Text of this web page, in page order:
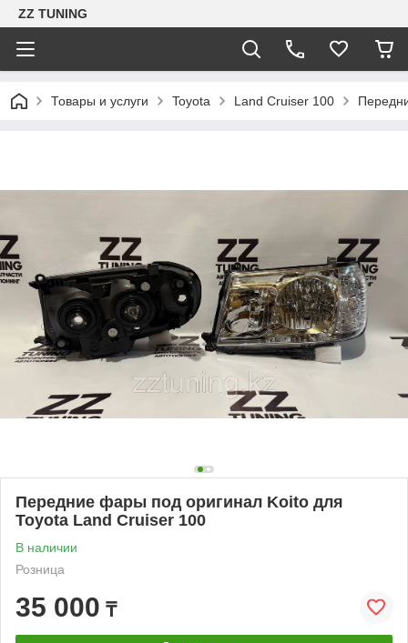
ZZ TUNING
Товары и услуги Toyota Land Cruiser 100
Передние фары под оригинал Koito для
Toyota Land Cruiser 100
В наличии
Розница
35 000 ₸